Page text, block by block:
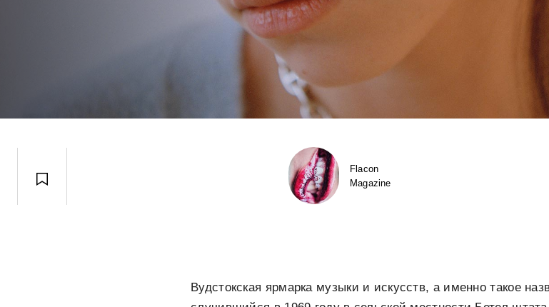
Flacon
Magazine
Вудстокская ярмарка музыки и искусств, а именно такое